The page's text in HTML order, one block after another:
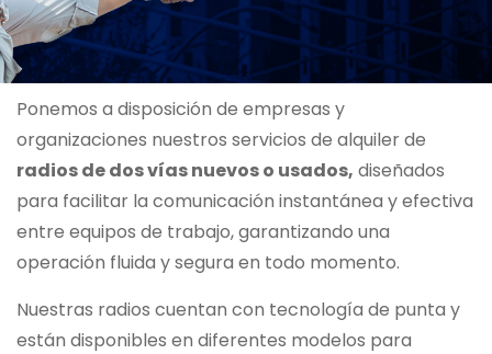
Ponemos a disposición de empresas y
organizaciones nuestros servicios de alquiler de
radios de dos vías nuevos o usados, diseñados
para facilitar la comunicación instantánea y efectiva
entre equipos de trabajo, garantizando una
operación fluida y segura en todo momento.
Nuestras radios cuentan con tecnología de punta y
están disponibles en diferentes modelos para